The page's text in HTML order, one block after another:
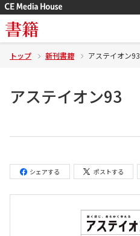
書籍
トップ 新刊書籍 アステイオン93
アステイオン93
シェアする ポストする